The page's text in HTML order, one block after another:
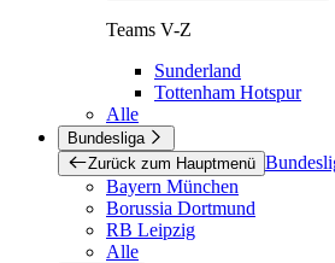
Teams V-Z
Sunderland
Tottenham Hotspur
Alle
Bundesliga
Zurück zum Hauptmenü
Bayern München
Borussia Dortmund
RB Leipzig
Alle